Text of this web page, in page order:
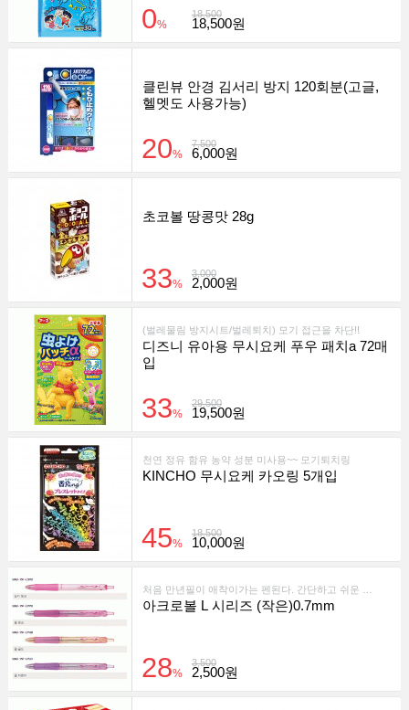
18,500
0% 18,500원
클린뷰 안경 김서리 방지 120회분(고글,
헬멧도 사용가능)
7,500
20% 6,000원
초코볼 땅콩맛 28g
3,000
33% 2,000원
(벌레물림 방지시트/벌레퇴치) 모기 접근을 차단!!
디즈니 유아용 무시요케 푸우 패치a 72매
입
29,500
33% 19,500원
천연 정유 함유 농약 성분 미사용~~ 모기퇴치링
KINCHO 무시요케 카오링 5개입
18,500
45% 10,000원
아크로볼 L 시리즈 (작은)0.7mm
3,500
28% 2,500원